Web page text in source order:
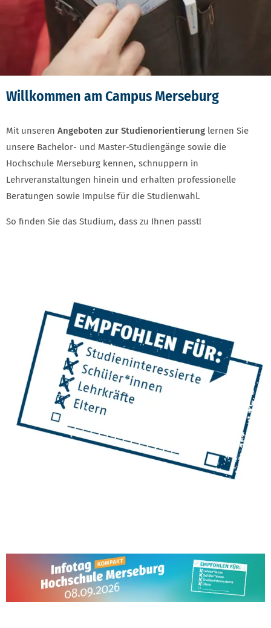
Willkommen am Campus Merseburg
Mit unseren Angeboten zur Studienorientierung lernen Sie
unsere Bachelor- und Master-Studiengänge sowie die
Hochschule Merseburg kennen, schnuppern in
Lehrveranstaltungen hinein und erhalten professionelle
Beratungen sowie Impulse für die Studienwahl.
So finden Sie das Studium, dass zu Ihnen passt!